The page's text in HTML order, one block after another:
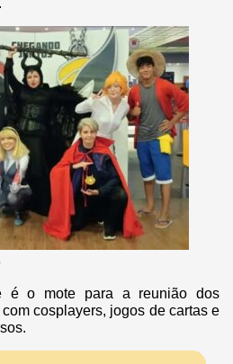
é o mote para a reunião dos
cosplayers, jogos de cartas e